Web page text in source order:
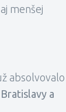
menšej
absolvovalo
a